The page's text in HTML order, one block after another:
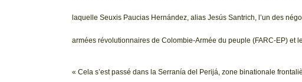
laquelle Seuxis Paucias Hernández, alias Jesús Santrich, l’un des
armées révolutionnaires de Colombie-Armée du peuple (FARC-EP) et
« Cela s’est passé dans la Serranía del Perijá, zone binationale